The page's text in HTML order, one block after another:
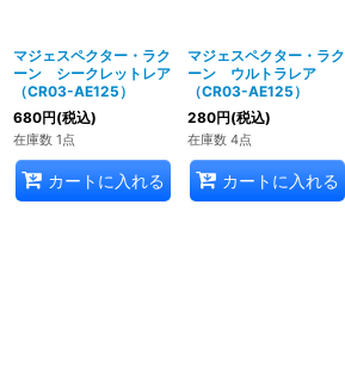
マジェスペクター・ラク
ーン シークレットレア
（CR03-AE125）
680円(税込)
在庫数 1点
カートに入れる
マジェスペクター・ラク
ーン ウルトラレア
（CR03-AE125）
280円(税込)
在庫数 4点
カートに入れる